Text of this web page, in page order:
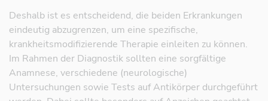
Deshalb ist es entscheidend, die beiden Erkrankungen
eindeutig abzugrenzen, um eine spezifische,
krankheitsmodifizierende Therapie einleiten zu können.
Im Rahmen der Diagnostik sollten eine sorgfältige
Anamnese, verschiedene (neurologische)
Untersuchungen sowie Tests auf Antikörper durchgeführt